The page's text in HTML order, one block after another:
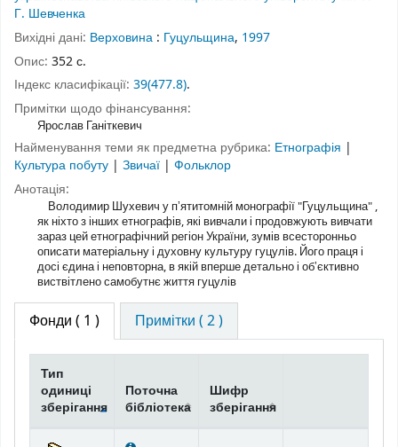
Г. Шевченка
Вихідні дані: Верховина : Гуцульщина, 1997
Опис: 352 с.
Індекс класифікації: 39(477.8).
Примітки щодо фінансування:
Ярослав Ганіткевич
Найменування теми як предметна рубрика: Етнографія |
Культура побуту | Звичаї | Фольклор
Анотація:
Володимир Шухевич у пʼятитомній монографії "Гуцульщина" ,
як ніхто з інших етнографів, які вивчали і продовжують вивчати
зараз цей етнографічний регіон України, зумів всесторонньо
описати матеріальну і духовну культуру гуцулів. Його праця і
досі єдина і неповторна, в якій вперше детально і обʼєктивно
виствітлено самобутнє життя гуцулів
Фонди ( 1 ) Примітки ( 2 )
Тип
одиниці
зберігання
Поточна
бібліотека
Шифр
зберігання